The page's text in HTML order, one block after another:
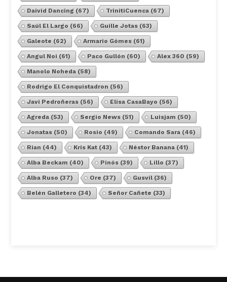
Daivid Dancing (67) TrinitiCuenca(67)
Saúl El Largo (66) Guille Jotas(63)
Galeote (62) Armario Gómes(61)
Angul Noi (61) Paco Gullón (60) Alex 360 (59)
Manolo Noheda(58)
Rodrigo El Conquistadron (56)
Javi Pedroñeras(56) Elisa CasaBayo (56)
Agreda(53) Sergio News(51) Luisjam (50)
Jonatas(50) Rosio (49) Comando Sara(46)
Rian (44) Kris Kat(43) Néstor Banana(41)
Alba Beckam (40) Pinós(39) Lillo (37)
Alba Ruso (37) Ore (37) Gusvil(36)
Belén Galletero (34) Señor Cañete (33)